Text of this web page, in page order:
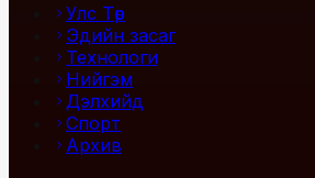
Улс Төр
Эдийн засаг
Технологи
Нийгэм
Дэлхийд
Спорт
Архив